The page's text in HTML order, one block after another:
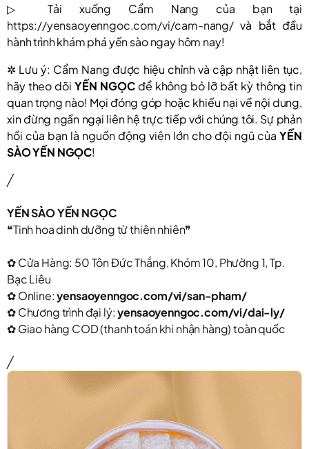
▷ Tải xuống Cẩm Nang của bạn tại
https://yensaoyenngoc.com/vi/cam-nang/và bắt đầu
hành trình khám phá yến sào ngay hôm nay!
✲ Lưu ý: Cẩm Nang được hiệu chỉnh và cập nhật liên tục,
hãy theo dõiYẾN NGỌCđể không bỏ lỡ bất kỳ thông tin
quan trọng nào! Mọi đóng góp hoặc khiếu nại về nội dung,
xin đừng ngần ngại liên hệ trực tiếp với chúng tôi. Sự phản
hồi của bạn là nguồn động viên lớn cho đội ngũ củaYẾN
SÀO YẾN NGỌC!
╱
YẾN SÀO YẾN NGỌC
❝Tinh hoa dinh dưỡng từ thiên nhiên❞
✿ Cửa Hàng: 50 Tôn Đức Thắng, Khóm 10, Phường 1, Tp.
Bạc Liêu
✿ Online:yensaoyenngoc.com/vi/san-pham/
✿ Chương trình đại lý:yensaoyenngoc.com/vi/dai-ly/
✿ Giao hàng COD (thanh toán khi nhận hàng) toàn quốc
╱